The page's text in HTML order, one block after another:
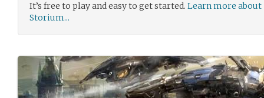
It’s free to play and easy to get started. Learn more about
Storium...